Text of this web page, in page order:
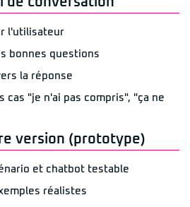
l'utilisateur
bonnes questions
la réponse
cas "je n'ai pas compris", "ça ne
version (prototype)
et chatbot testable
réalistes